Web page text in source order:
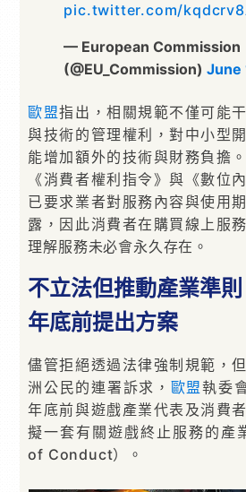
pic.twitter.com/
— European Commission
(@EU_Commission)June
歐盟指出，相關規範不僅可能
與技術的管理權利，對中小型
能增加額外的技術與財務負擔
《消費者權利指令》與《數位
已要求業者對服務內容與使用
露，因此消費者在購買線上服
理解服務未必會永久存在。
不立法但推動產業準
年底前提出方案
儘管拒絕透過法律強制規範，
洲公民的連署訴求， 歐盟執委
年底前與遊戲產業代表及消費
擬一套有關遊戲終止服務的產
of Conduct）。